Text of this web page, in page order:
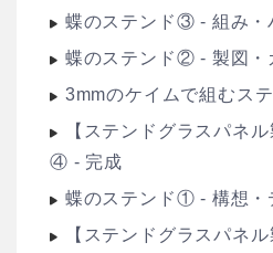
蝶のステンド③ - 組み・
蝶のステンド② - 製図・
3mmのケイムで組むス
【ステンドグラスパネ
④ - 完成
蝶のステンド① - 構想・
【ステンドグラスパネ